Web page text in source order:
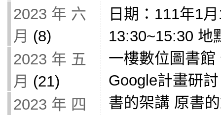
2023 年 六
月 (8)
2023 年 五
月 (21)
2023 年 四
日期：111年1
13:30~15:30 地
一樓數位圖書
Google計畫研
書的架講 原書